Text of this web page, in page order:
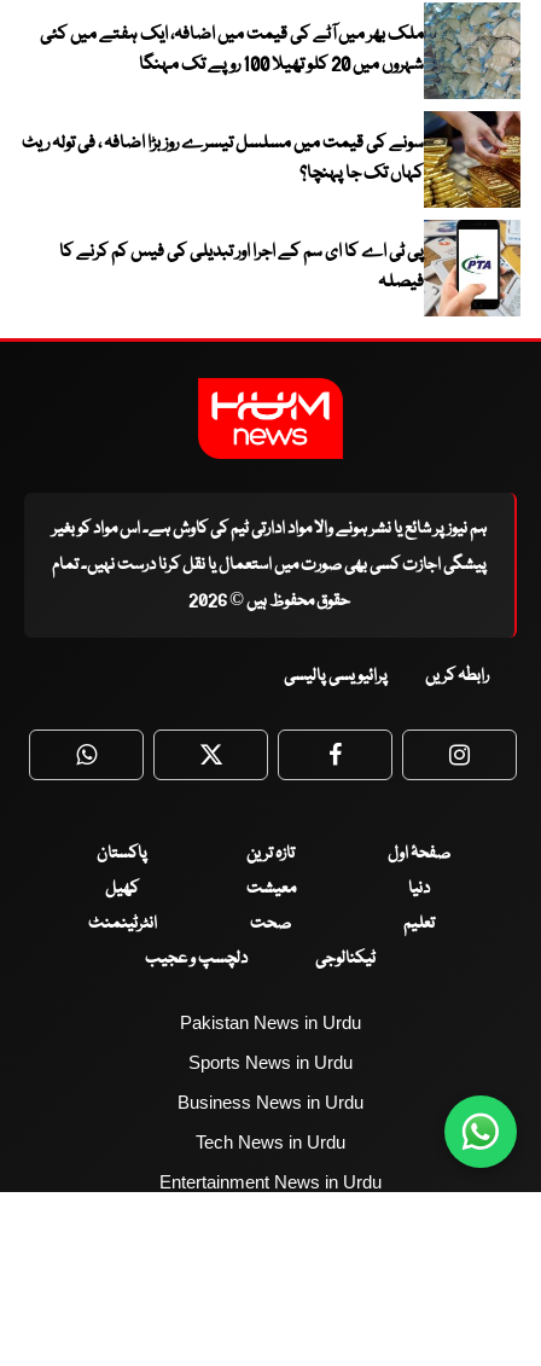
ملک بھر میں آٹے کی قیمت میں اضافہ، ایک ہفتے میں کئی
شہروں میں 20 کلو تھیلا 100 روپے تک مہنگا
سونے کی قیمت میں مسلسل تیسرے روز بڑا اضافہ ، فی تولہ ریٹ
کہاں تک جا پہنچا؟
پی ٹی اے کا ای سم کے اجرا اور تبدیلی کی فیس کم کرنے کا
فیصلہ
ہم نیوز پر شائع یا نشر ہونے والا مواد ادارتی ٹیم کی کاوش ہے۔ اس مواد کو بغیر
پیشگی اجازت کسی بھی صورت میں استعمال یا نقل کرنا درست نہیں۔ تمام
حقوق محفوظ ہیں © 2026
رابطہ کریں پرائیویسی پالیسی
WhatsApp Twitter Facebook
صفحۂ اول تازہ ترین
پاکستان
دنیا
معیشت
کھیل
تعلیم
صحت
انٹرٹینمنٹ
ٹیکنالوجی
دلچسپ و عجیب
Pakistan News in Urdu
Sports News in Urdu
Business News in Urdu
Tech News in Urdu
Entertainment News in Urdu